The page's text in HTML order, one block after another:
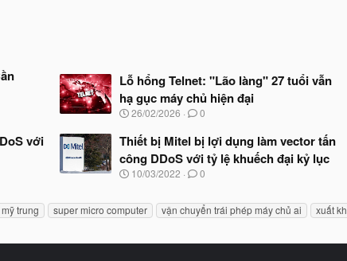
Lỗ hổng Telnet: "Lão làng" 27 tuổi vẫn
hạ gục máy chủ hiện đại
N
à
y
b
ắ
đ
ầ
26/02/2026 0
với
Thiết bị Mitel bị lợi dụng làm vector tấn
công DDoS với tỷ lệ khuếch đại kỷ lục
N
y
10/03/2022 0
trung super micro computer vận chuyển trái phép máy chủ ai xuất